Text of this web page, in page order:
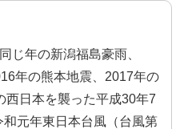
じ年の新潟福島豪雨、
年の熊本地震、2017年の
西日本を襲った平成30年7
元年東日本台風（台風第